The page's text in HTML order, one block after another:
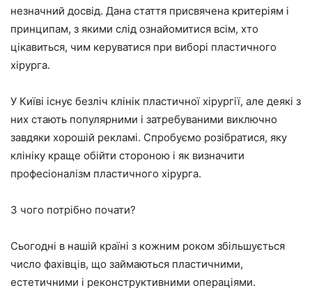
незначний досвід. Дана стаття присвячена критеріям і
принципам, з якими слід ознайомитися всім, хто
цікавиться, чим керуватися при виборі пластичного
хірурга.
У Київі існує безліч клінік пластичної хірургії, але деякі з
них стають популярними і затребуваними виключно
завдяки хорошій рекламі. Спробуємо розібратися, яку
клініку краще обійти стороною і як визначити
професіоналізм пластичного хірурга.
З чого потрібно почати?
Сьогодні в нашій країні з кожним роком збільшується
число фахівців, що займаються пластичними,
естетичними і реконструктивними операціями.